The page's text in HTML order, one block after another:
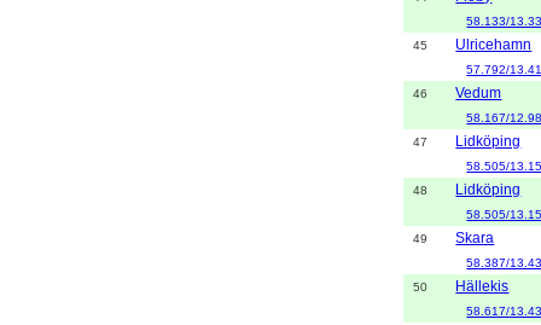
58.133/
45
Ulricehamn
57.792/
46
Vedum
58.167/
47
Lidköping
58.505/
48
Lidköping
58.505/
49
Skara
58.387/
50
Hällekis
58.617/